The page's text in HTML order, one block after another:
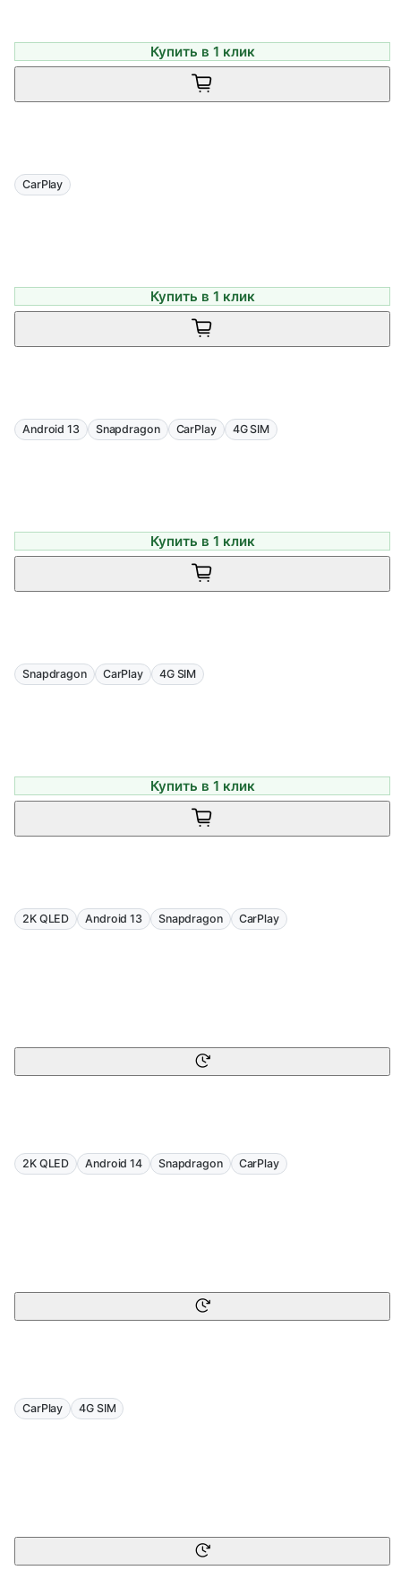
Купить в 1 клик
CarPlay
Купить в 1 клик
Android 13 Snapdragon CarPlay 4G SIM
Купить в 1 клик
Snapdragon CarPlay 4G SIM
Купить в 1 клик
2K QLED Android 13 Snapdragon CarPlay
2K QLED Android 14 Snapdragon CarPlay
CarPlay 4G SIM